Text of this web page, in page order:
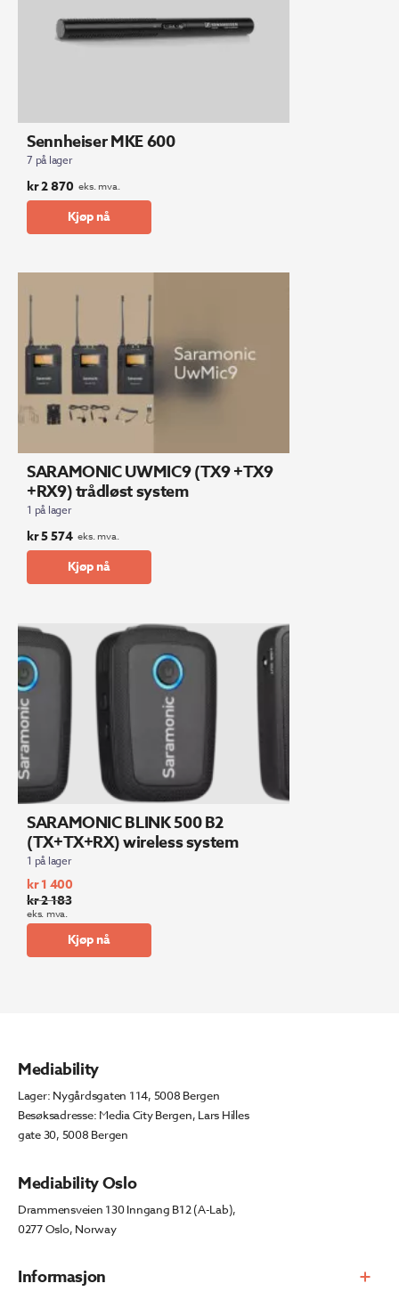
Sennheiser MKE 600
7 på lager
kr2 870 eks. mva.
Kjøp nå
SARAMONIC UWMIC9 (TX9 +TX9
+RX9) trådløst system
1 på lager
kr5 574 eks. mva.
Kjøp nå
SARAMONIC BLINK 500 B2
(TX+TX+RX) wireless system
1 på lager
kr2 183
Opprinnelig
pris
kr1 400
Nåværende
pris
eks. mva.
Kjøp nå
Informasjon
Mediability
Lager: Nygårdsgaten 114, 5008 Bergen
Besøksadresse: Media City Bergen, Lars Hilles
gate 30, 5008 Bergen
Mediability Oslo
Drammensveien 130 Inngang B12 (A-Lab),
0277 Oslo, Norway